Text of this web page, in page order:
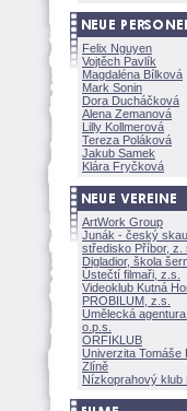
Felix Nguyen
Vojtěch Pavlík
Magdaléna Bílkov
Mark Sonin
Dora Ducháčkov
Alena Zemanov
Lilly Kollmerov
Tereza Polákov
Jakub Samek
Klára Fryčkov
ArtWork Group
Junák - český
středisko Příbor, z.
Digladior, škola
Ústečtí filmaři, z.s.
Videoklub Kutná
PROBILUM, z.s.
Umělecká
o.p.s.
ORFIKLUB
Univerzita Tomáše
Zlíně
Nízkoprahový klub